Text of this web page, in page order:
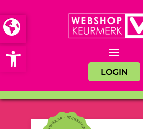
Open toolbar
LOGIN